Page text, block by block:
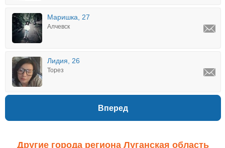
Маришка, 27
Алчевск
Лидия, 26
Торез
Вперед
Другие города региона Луганская область